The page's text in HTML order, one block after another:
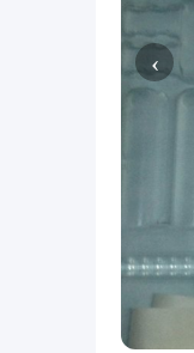
‹